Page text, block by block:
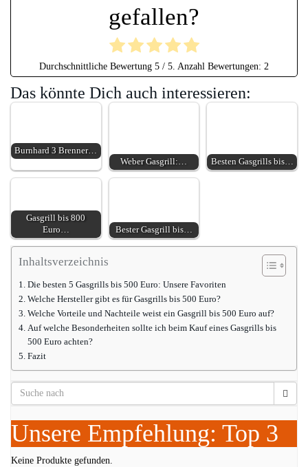
gefallen?
Durchschnittliche Bewertung 5 / 5. Anzahl Bewertungen: 2
Das könnte Dich auch interessieren:
Burnhard 3 Brenner…
Weber Gasgrill:…
Besten Gasgrills bis…
Gasgrill bis 800
Euro…
Bester Gasgrill bis…
Inhaltsverzeichnis
Die besten 5 Gasgrills bis 500 Euro: Unsere Favoriten
Welche Hersteller gibt es für Gasgrills bis 500 Euro?
Welche Vorteile und Nachteile weist ein Gasgrill bis 500 Euro auf?
Auf welche Besonderheiten sollte ich beim Kauf eines Gasgrills bis
500 Euro achten?
Fazit
Unsere Empfehlung: Top 3
Keine Produkte gefunden.